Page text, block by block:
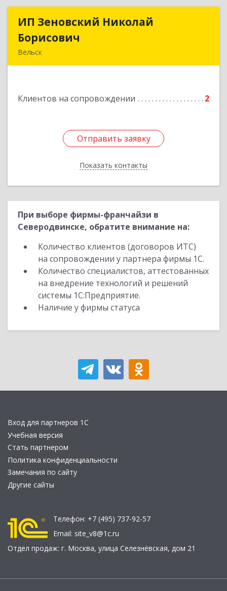
ИП Зеновский Николай
Борисович
Вельск
Клиентов на сопровождении 2
Отправить заявку
Показать контакты
ИП Зеновский Николай
Подробнее
Отправить заявку
Назад
При выборе фирмы-франчайзи в
Северодвинске, обратите внимание на:
Количество клиентов (договоров ИТС)
на сопровождении у партнера фирмы 1С.
Количество специалистов, аттестованных
на внедрение технологий и решений
системы 1С:Предприятие.
Наличие у фирмы статуса
Вход для партнеров 1С
Учебная версия
Стать партнером
Политика конфиденциальности
Замечания по сайту
Другие сайты
Телефон: +7 (495) 737-92-57
Email: site_v8@1c.ru
Отдел продаж: г. Москва, улица Селезнёвская, дом 21